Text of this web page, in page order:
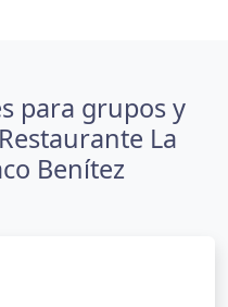
para grupos y
La
Benítez